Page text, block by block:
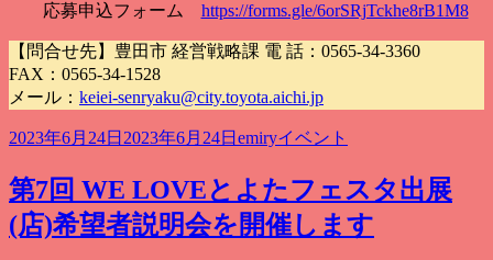
応募申込フォーム https://forms.gle/6orSRjTckhe8rB1M8
【問合せ先】豊田市 経営戦略課 電 話：0565-34-3360
FAX：0565-34-1528
メール： keiei-senryaku@city.toyota.aichi.jp
投
日:
2023年6月24日 2023年6月24日 作
者
emiryカ
ゴ
リ
ー
イベント
第7回 WE LOVEとよたフェスタ出展
(店)希望者説明会を開催します